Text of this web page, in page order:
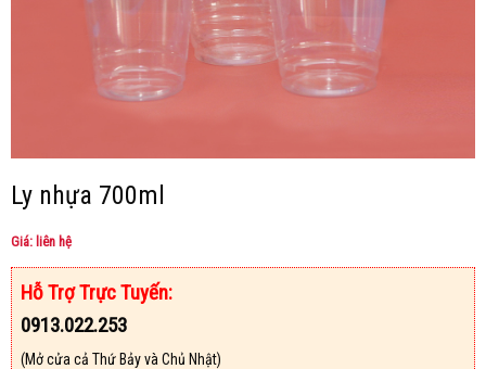
Ly nhựa 700ml
Giá: liên hệ
Hỗ Trợ Trực Tuyến:
0913.022.253
(Mở cửa cả Thứ Bảy và Chủ Nhật)